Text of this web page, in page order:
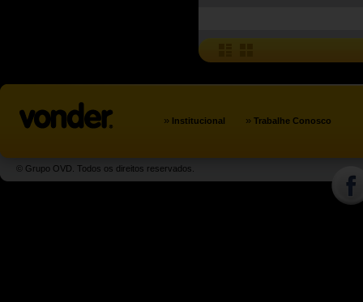
» Institucional » Trabalhe Conosco
© Grupo OVD. Todos os direitos reservados.